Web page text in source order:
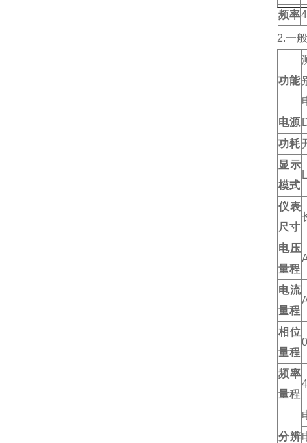
频率
2.一
功能
电源
功耗
显示
模式
仪表
尺寸
电压
量程
电流
量程
相位
量程
频率
量程
分辨